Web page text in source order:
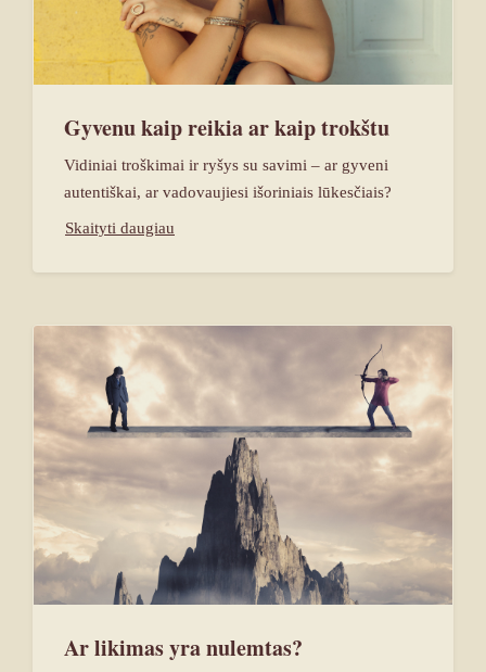
Gyvenu kaip reikia ar kaip trokštu
Vidiniai troškimai ir ryšys su savimi – ar gyveni
autentiškai, ar vadovaujiesi išoriniais lūkesčiais?
Skaityti daugiau
Ar likimas yra nulemtas?